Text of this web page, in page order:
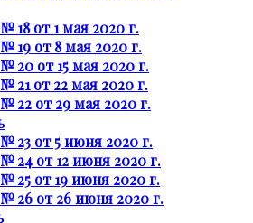
№ 18 от 1 мая 2020 г.
№ 19 от 8 мая 2020 г.
№ 20 от 15 мая 2020 г.
№ 21 от 22 мая 2020 г.
№ 22 от 29 мая 2020 г.
№ 23 от 5 июня 2020 г.
№ 24 от 12 июня 2020 г.
№ 25 от 19 июня 2020 г.
№ 26 от 26 июня 2020 г.